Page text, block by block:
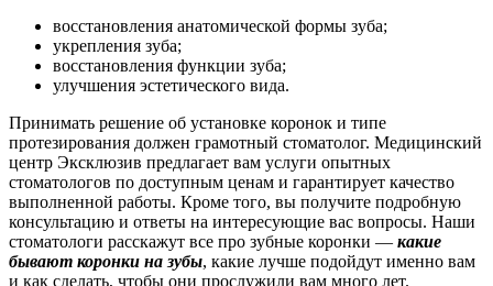
восстановления анатомической формы зуба;
укрепления зуба;
восстановления функции зуба;
улучшения эстетического вида.
Принимать решение об установке коронок и типе
протезирования должен грамотный стоматолог. Медицинский
центр Эксклюзив предлагает вам услуги опытных
стоматологов по доступным ценам и гарантирует качество
выполненной работы. Кроме того, вы получите подробную
консультацию и ответы на интересующие вас вопросы. Наши
стоматологи расскажут все про зубные коронки — какие
бывают коронки на зубы, какие лучше подойдут именно вам
и как сделать, чтобы они прослужили вам много лет.